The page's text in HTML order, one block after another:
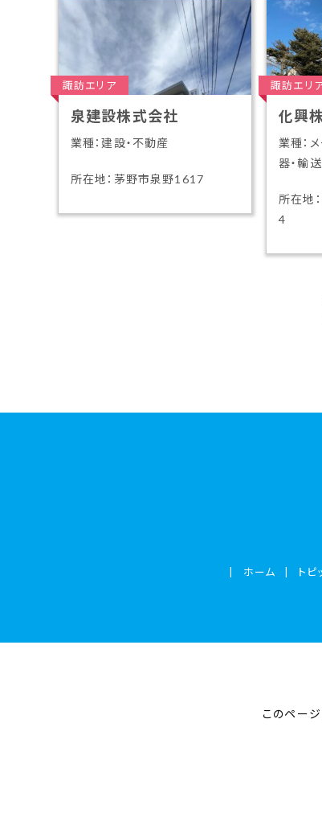
諏訪エリア
泉建設株式会社
業種：建設・不動産
所在地：茅野市泉野1617
諏訪エリ
化興
業種：
器・輸
所在地
4
ホーム トピ
このペー